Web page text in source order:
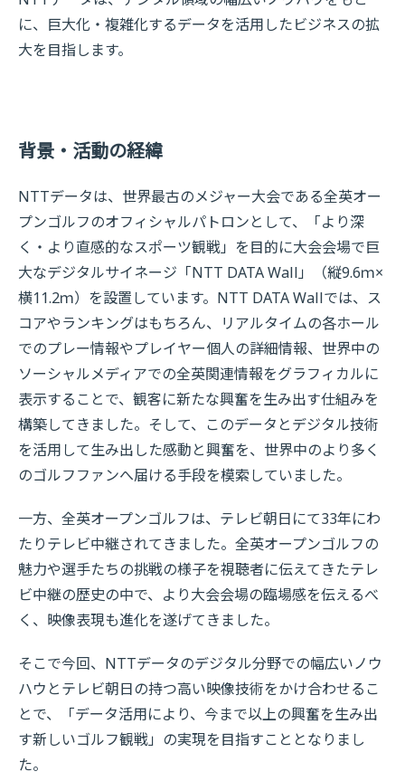
に、巨大化・複雑化するデータを活用したビジネスの拡
大を目指します。
背景・活動の経緯
NTTデータは、世界最古のメジャー大会である全英オー
プンゴルフのオフィシャルパトロンとして、「より深
く・より直感的なスポーツ観戦」を目的に大会会場で巨
大なデジタルサイネージ「NTT DATA Wall」（縦9.6ｍ×
横11.2ｍ）を設置しています。NTT DATA Wallでは、ス
コアやランキングはもちろん、リアルタイムの各ホール
でのプレー情報やプレイヤー個人の詳細情報、世界中の
ソーシャルメディアでの全英関連情報をグラフィカルに
表示することで、観客に新たな興奮を生み出す仕組みを
構築してきました。そして、このデータとデジタル技術
を活用して生み出した感動と興奮を、世界中のより多く
のゴルフファンへ届ける手段を模索していました。
一方、全英オープンゴルフは、テレビ朝日にて33年にわ
たりテレビ中継されてきました。全英オープンゴルフの
魅力や選手たちの挑戦の様子を視聴者に伝えてきたテレ
ビ中継の歴史の中で、より大会会場の臨場感を伝えるべ
く、映像表現も進化を遂げてきました。
そこで今回、NTTデータのデジタル分野での幅広いノウ
ハウとテレビ朝日の持つ高い映像技術をかけ合わせるこ
とで、「データ活用により、今まで以上の興奮を生み出
す新しいゴルフ観戦」の実現を目指すこととなりまし
た。